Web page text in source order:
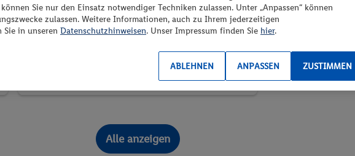
01.05.2027 - 03.05.2027
Garden Villa
p.P. ab
417.-
/ 834 € Gesamt
Ultra All-Inclusive
Alle anzeigen
Sie nur den Einsatz notwendiger Techniken zulassen. Unter „Anpassen“ können
zulassen. Weitere Informationen, auch zu Ihrem jederzeitigen
in unseren Datenschutzhinweisen. Unser Impressum finden Sie hier.
ZUSTIMMEN
ANPASSEN
ABLEHNEN